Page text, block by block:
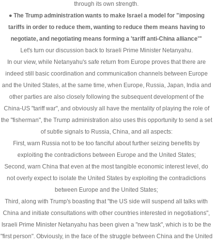
through its own strength.
● The Trump administration wants to make Israel a model for "imposing
tariffs in order to reduce them, wanting to reduce them means having to
negotiate, and negotiating means forming a 'tariff anti-China alliance'"
Let's turn our discussion back to Israeli Prime Minister Netanyahu.
In our view, while Netanyahu's safe return from Europe proves that there are
indeed still basic coordination and communication channels between Europe
and the United States, at the same time, when Europe, Russia, Japan, India and
other parties are also closely following the subsequent development of the
China-US "tariff war", and obviously all have the mentality of playing the role of
the "fisherman", the Trump administration also uses this opportunity to send a set
of subtle signals to Russia, China, and all aspects:
First, warn Russia not to be too fanciful about further seizing benefits by
exploiting the contradictions between Europe and the United States;
Second, warn China that even at the most tangible economic interest level, do
not overly expect to isolate the United States by exploiting the contradictions
between Europe and the United States;
Third, along with Trump's boasting that "the US side will suspend all talks with
China and initiate consultations with other countries interested in negotiations",
Israeli Prime Minister Netanyahu has been given a "new task", which is to be the
"first person". Obviously, in the face of the struggle between China and the United